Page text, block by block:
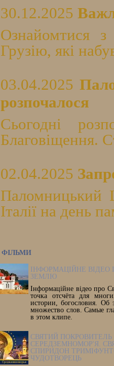
30.12.2025
Ознайомтися
Грузію, які
03.04.2025
розпочалося
Сьогодні
Благовіщення.
02.04.2025
Паломницький
Італії на день
ФІЛЬМИ
ІНФОРМАЦІЙНЕ ВІДЕО
ЗЕМЛЮ
Інформаційне відео про
точка отсчёта для
истории, богословия. Об
множество слов. Самые
в этом клипе.
СВЯТИЙ ПОКРОВИТЕЛЬ
СЕРЕДЗЕМНОМОР'Я.
СПИРИДОН
ЧУДОТВОРЕЦЬ